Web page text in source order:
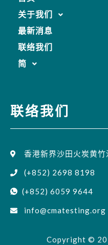
关于我们
最新消息
联络我们
简
联络我们
香港新界沙田火炭黄
(+852) 2698 8198
(+852) 6059 9644
info@cmatesting.org
Copyright ©